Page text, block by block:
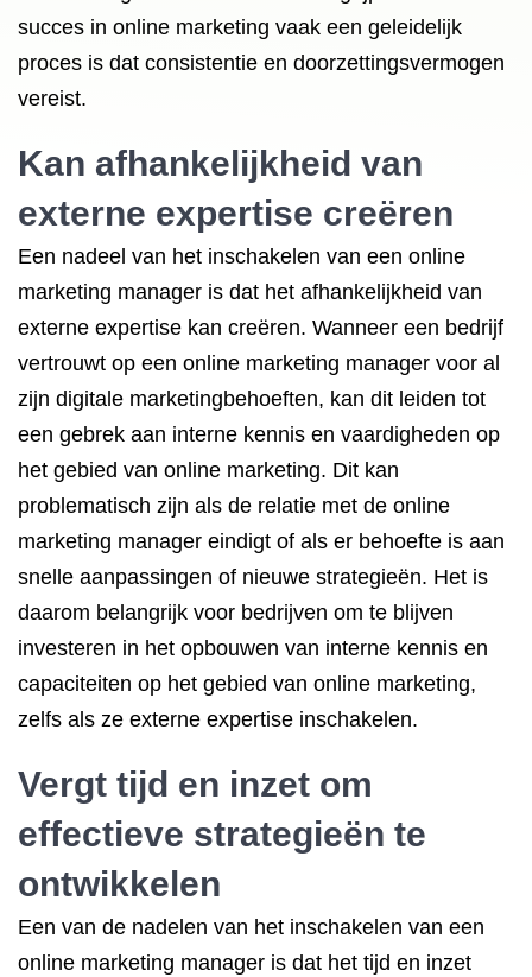
succes in online marketing vaak een geleidelijk
proces is dat consistentie en doorzettingsvermogen
vereist.
Kan afhankelijkheid van
externe expertise creëren
Een nadeel van het inschakelen van een online
marketing manager is dat het afhankelijkheid van
externe expertise kan creëren. Wanneer een bedrijf
vertrouwt op een online marketing manager voor al
zijn digitale marketingbehoeften, kan dit leiden tot
een gebrek aan interne kennis en vaardigheden op
het gebied van online marketing. Dit kan
problematisch zijn als de relatie met de online
marketing manager eindigt of als er behoefte is aan
snelle aanpassingen of nieuwe strategieën. Het is
daarom belangrijk voor bedrijven om te blijven
investeren in het opbouwen van interne kennis en
capaciteiten op het gebied van online marketing,
zelfs als ze externe expertise inschakelen.
Vergt tijd en inzet om
effectieve strategieën te
ontwikkelen
Een van de nadelen van het inschakelen van een
online marketing manager is dat het tijd en inzet